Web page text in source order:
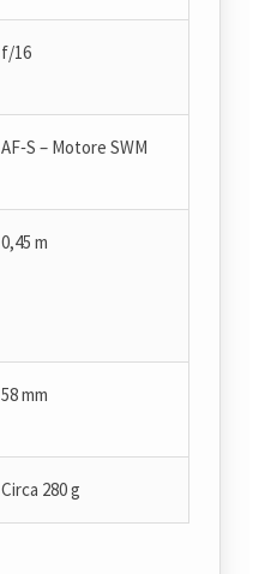
f/16
AF‑S – Motore SWM
0,45 m
58 mm
Circa 280 g